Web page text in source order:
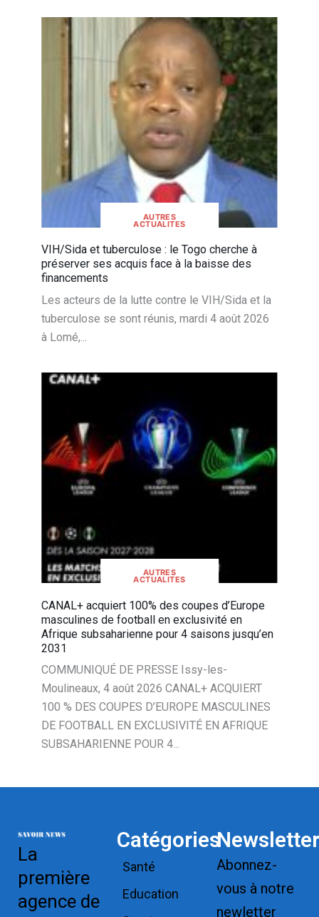
AUTRES
ACTUALITES
VIH/Sida et tuberculose : le Togo cherche à
préserver ses acquis face à la baisse des
financements
Les acteurs de la lutte contre le VIH/Sida et la
tuberculose se sont réunis, mardi 4 août 2026
à Lomé,...
AUTRES
ACTUALITES
CANAL+ acquiert 100% des coupes d’Europe
masculines de football en exclusivité en
Afrique subsaharienne pour 4 saisons jusqu’en
2031
COMMUNIQUÉ DE PRESSE Issy-les-
Moulineaux, 4 août 2026 CANAL+ ACQUIERT
100 % DES COUPES D’EUROPE MASCULINES
DE FOOTBALL EN EXCLUSIVITÉ EN AFRIQUE
SUBSAHARIENNE POUR 4...
La
première
agence de
Catégories
Santé
Education
Newsletter
Abonnez-
vous à notre
newletter